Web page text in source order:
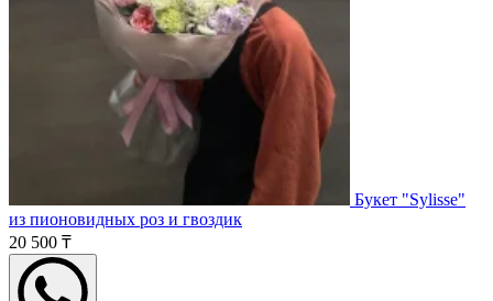
Букет "Sylisse"
из пионовидных роз и гвоздик
20 500 ₸